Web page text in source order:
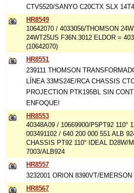
CTV5520/SANYO C20CTX SLX
HR8549
10642070 / 4033056/THOMSON
24WT25US F36N.3012 ELDOR =
(10642070)
HR8551
239111 THOMSON
LÍNEA 33MS24E/RCA CHASSIS
PROJECTION PTK195BL SIN
ENFOQUE!
HR8553
40348A09 / 10669900/P5PT92 110°
003491102 / 640 200 000 551 ALB
CHASSIS PT92 110° IDEAL D28W/
7003/ALB924
HR8557
3232001 ORION 8390VT/EMERSON
HR8567